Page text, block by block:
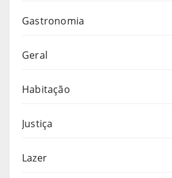
Gastronomia
Geral
Habitação
Justiça
Lazer